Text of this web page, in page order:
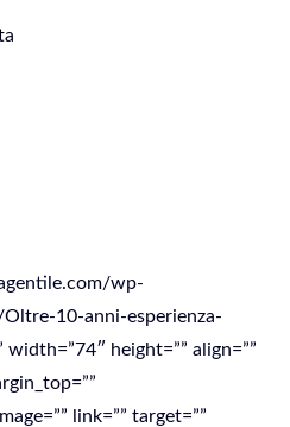
wp-
10-anni-esperienza-
height=”” align=””
link=”” target=””